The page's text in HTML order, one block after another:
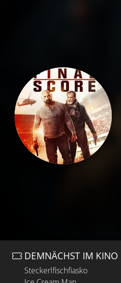
DEMNÄCHST IM KINO
Steckerlfischfiasko